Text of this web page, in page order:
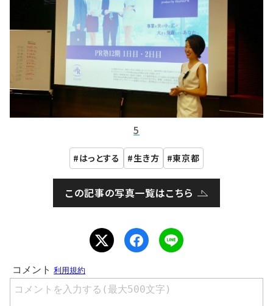
5
はっとする 生き方 東京都
この記事の写真一覧はこちら